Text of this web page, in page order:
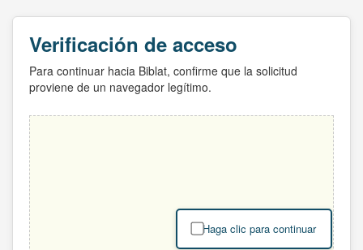
Verificación de acceso
Para continuar hacia Biblat, confirme que la solicitud
proviene de un navegador legítimo.
Haga clic para continuar